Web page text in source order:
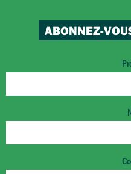
ABONNEZ-